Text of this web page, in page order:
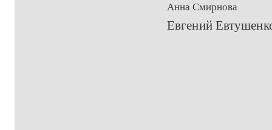
Анна Смирнова
Евгений